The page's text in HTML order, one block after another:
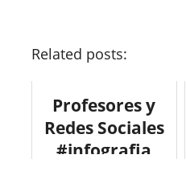
Related posts:
Profesores y
Redes Sociales
#infografia